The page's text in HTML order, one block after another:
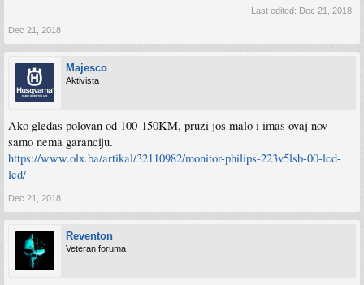
Last edited: Dec 21, 2018
Dec 21, 2018
Majesco
Aktivista
Ako gledas polovan od 100-150KM, pruzi jos malo i imas ovaj nov
samo nema garanciju.
https://www.olx.ba/artikal/32110982/monitor-philips-223v5lsb-00-lcd-
led/
Dec 21, 2018
Reventon
Veteran foruma